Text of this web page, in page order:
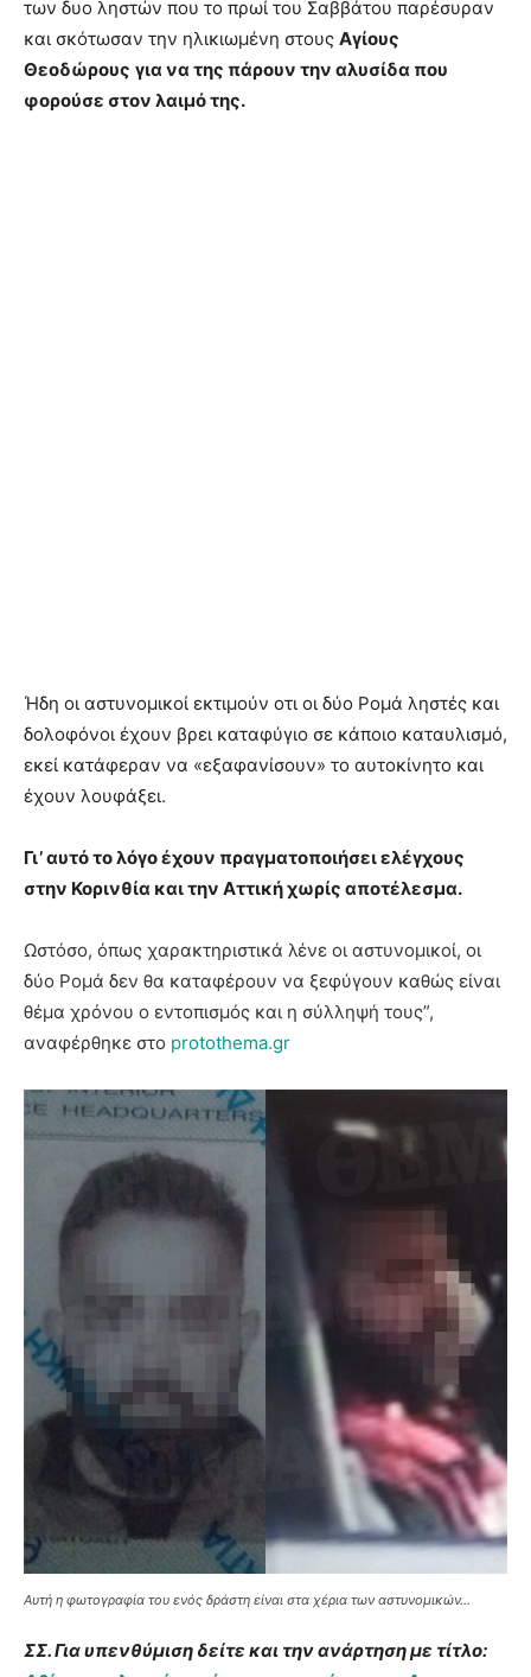
των δυο ληστών που το πρωί του Σαββάτου παρέσυραν
και σκότωσαν την ηλικιωμένη στους Αγίους
Θεοδώρους για να της πάρουν την αλυσίδα που
φορούσε στον λαιμό της.
Ήδη οι αστυνομικοί εκτιμούν οτι οι δύο Ρομά ληστές και
δολοφόνοι έχουν βρει καταφύγιο σε κάποιο καταυλισμό,
εκεί κατάφεραν να «εξαφανίσουν» το αυτοκίνητο και
έχουν λουφάξει.
Γι’ αυτό το λόγο έχουν πραγματοποιήσει ελέγχους
στην Κορινθία και την Αττική χωρίς αποτέλεσμα.
Ωστόσο, όπως χαρακτηριστικά λένε οι αστυνομικοί, οι
δύο Ρομά δεν θα καταφέρουν να ξεφύγουν καθώς είναι
θέμα χρόνου ο εντοπισμός και η σύλληψή τους”,
αναφέρθηκε στο protothema.gr
Αυτή η φωτογραφία του ενός δράστη είναι στα χέρια των αστυνομικών…
ΣΣ. Για υπενθύμιση δείτε και την ανάρτηση με τίτλο: